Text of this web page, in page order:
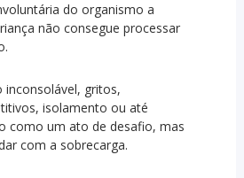
do organismo a
não consegue processar
inconsolável, gritos,
isolamento ou até
como um ato de desafio, mas
com a sobrecarga.